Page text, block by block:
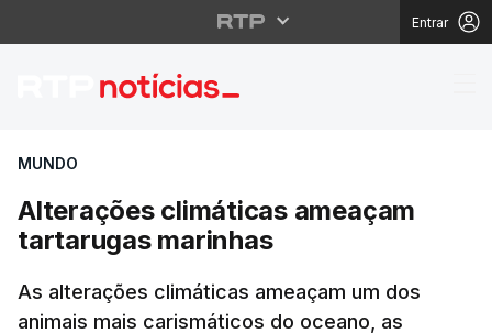
Entrar
Alterações climáticas
MUNDO
Alterações climáticas ameaçam
tartarugas marinhas
As alterações climáticas ameaçam um dos
animais mais carismáticos do oceano, as